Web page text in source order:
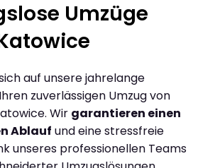
Umzüge
auf unsere jahrelange
zuverlässigen Umzug von
Wir garantieren einen
Ablauf und eine stressfreie
unseres professionellen Teams